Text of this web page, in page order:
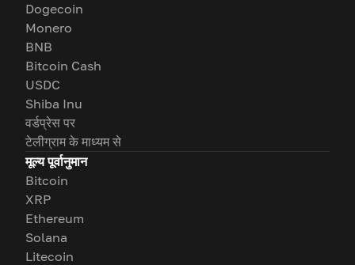
Dogecoin
Monero
BNB
Bitcoin Cash
USDC
Shiba Inu
वर्डप्रेस पर
टेलीग्राम के माध्यम से
मूल्य पूर्वानुमान
Bitcoin
XRP
Ethereum
Solana
Litecoin